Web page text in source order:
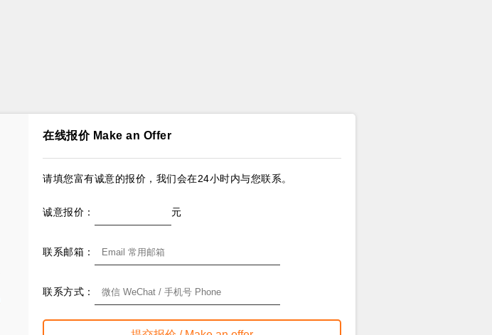
在线报价 Make an Offer
请填您富有诚意的报价，我们会在24小时内与您联系。
诚意报价： 元
联系邮箱：
联系方式：